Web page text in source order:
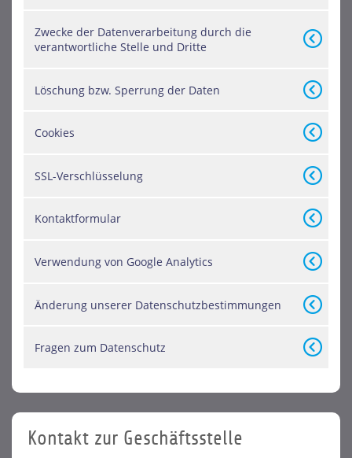
Zwecke der Datenverarbeitung durch die
verantwortliche Stelle und Dritte
Löschung bzw. Sperrung der Daten
Cookies
SSL-Verschlüsselung
Kontaktformular
Verwendung von Google Analytics
Änderung unserer Datenschutzbestimmungen
Fragen zum Datenschutz
Kontakt zur Geschäftsstelle